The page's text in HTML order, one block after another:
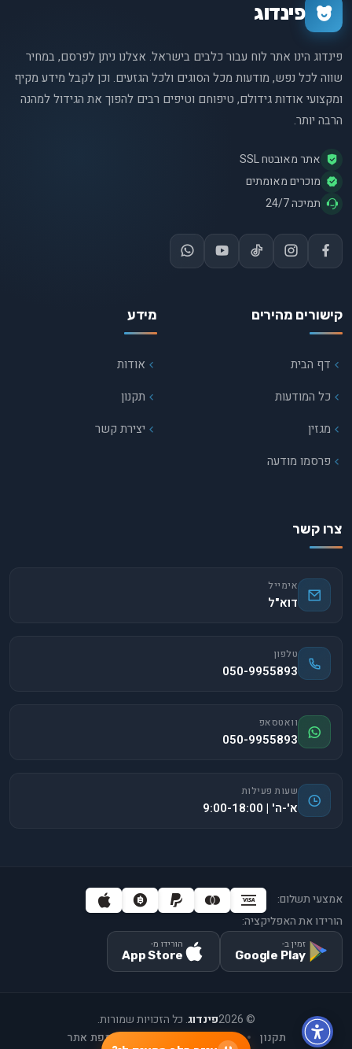
פינדוג
פינדוג הינו אתר לוח עבור כלבים בישראל. אצלנו ניתן לפרסם, במחיר
שווה לכל נפש, מודעות מכל הסוגים ולכל הגזעים. וכן לקבל מידע מקיף
ומקצועי אודות גידולם, טיפוחם וטיפים רבים להפוך את הגידול למהנה
הרבה יותר.
אתר מאובטח SSL
מוכרים מאומתים
תמיכה 24/7
קישורים מהירים
דף הבית
כל המודעות
מגזין
פרסמו מודעה
מידע
אודות
תקנון
יצירת קשר
צרו קשר
אימייל
דוא"ל
טלפון
050-9955893
וואטסאפ
050-9955893
שעות פעילות
א'-ה' | 9:00-18:00
אמצעי תשלום:
הורידו את האפליקציה:
זמין ב-
Google Play
הורידו מ-
App Store
©
2026פינדוג. כל הזכויות שמורות.
תקנון
יצירת קשר אודות מפת אתר